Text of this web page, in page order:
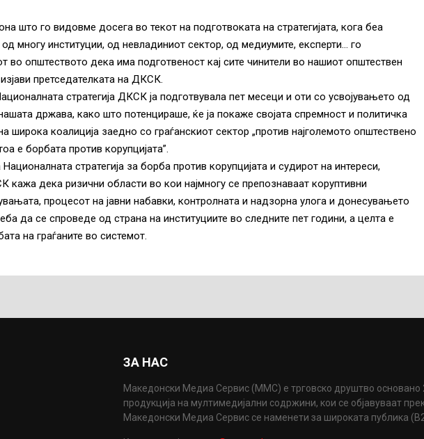
што го видовме досега во текот на подготвоката на стратегијата, кога беа
многу институции, од невладиниот сектор, од медиумите, експерти… го
во општеството дека има подготвеност кај сите чинители во нашиот општествен
претседателката на ДКСК.
стратегија ДКСК ја подготвувала пет месеци и оти со усвојувањето од
држава, како што потенцираше, ќе ја покаже својата спремност и политичка
широка коалиција заедно со граѓанскиот сектор „против најголемото општествено
е борбата против корупцијата”.
стратегија за борба против корупцијата и судирот на интереси,
кажа дека ризични области во кои најмногу се препознаваат коруптивни
процесот на јавни набавки, контролната и надзорна улога и донесувањето
да се спроведе од страна на институциите во следните пет години, а целта е
на граѓаните во системот.
ЗА НАС
Македонски Медиа Сервис (ММС) е трговско друштво
продукција на мултимедијални содржини, кои се објавуваат
Македонски Медиа Сервис се наменети за широката публика